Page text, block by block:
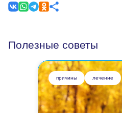
Полезные советы
причины лечение